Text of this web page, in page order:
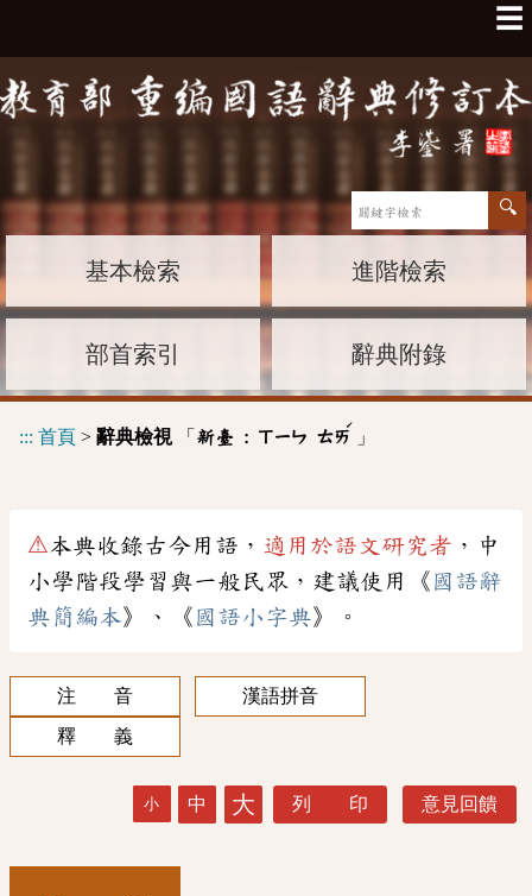
☰
基本檢索 進階檢索
部首索引 辭典附錄
::: 首頁 > 辭典檢視「 新臺 : ㄒㄧㄣ ㄊㄞ
ˊ
」
⚠本典收錄古今用語， 適用於語文研究者 ，中
小學階段學習與一般民眾，建議使用《 國語辭
典簡編本》、《 國語小字典》。
注 音
漢語拼音
釋 義
小 中 大 列 印 意見回饋